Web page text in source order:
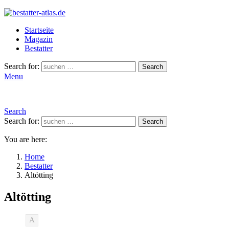
Startseite
Magazin
Bestatter
Search for: Search
Menu
Search
Search for:
Search
You are here:
Home
Bestatter
Altötting
Altötting
A